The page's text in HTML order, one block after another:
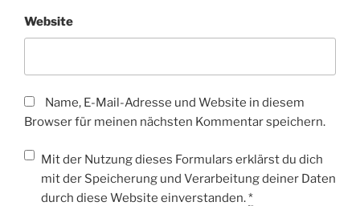
Website
Name, E-Mail-Adresse und Website in diesem
Browser für meinen nächsten Kommentar speichern.
Mit der Nutzung dieses Formulars erklärst du dich
mit der Speicherung und Verarbeitung deiner Daten
durch diese Website einverstanden.*